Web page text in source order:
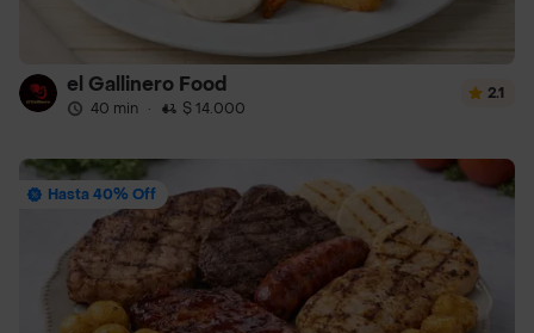
el Gallinero Food
40 min · $ 14.000
2.1
Hasta 40% Off